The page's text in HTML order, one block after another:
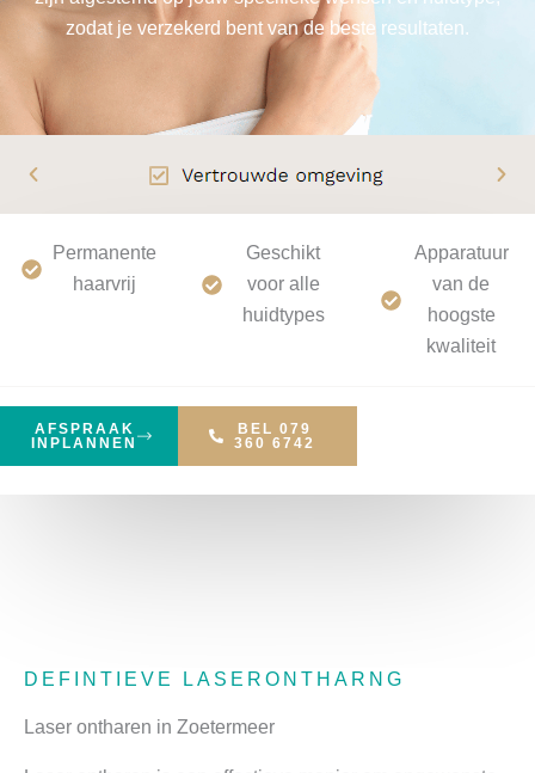
zodat je verzekerd bent van de beste resultaten.
Permanente
haarvrij
Geschikt
voor alle
huidtypes
Apparatuur
van de
hoogste
kwaliteit
AFSPRAAK
INPLANNEN
BEL 079
360 6742
DEFINTIEVE LASERONTHARNG
Laser ontharen in Zoetermeer